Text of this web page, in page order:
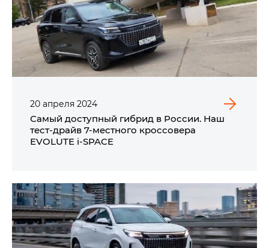
20 апреля 2024
Самый доступный гибрид в России. Наш
тест-драйв 7-местного кроссовера
EVOLUTE i‑SPACE